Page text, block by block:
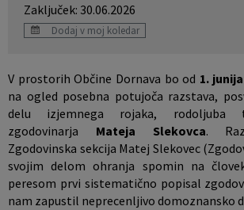
Zaključek: 30.06.2026
Dodaj v moj koledar
V prostorih Občine Dornava bo od 1.
na ogled posebna potujoča razstava,
delu izjemnega rojaka, rodoljuba
zgodovinarja Mateja Slekovca.
Zgodovinska sekcija Matej Slekovec
svojim delom ohranja spomin na
peresom prvi sistematično popisal
nam zapustil neprecenljivo domoznansko